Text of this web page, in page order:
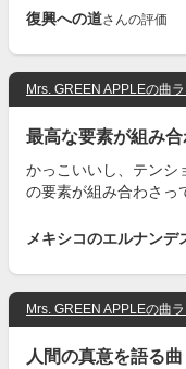
復興への道さんの評価
Mrs. GREEN APPLEの曲
最高な要素が組み
かっこいいし、テンシ
の要素が組み合わさっ
メキシコのエルナンデ
Mrs. GREEN APPLEの曲
人間の真意を語る曲